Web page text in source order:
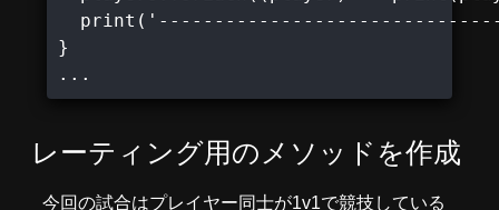
}
...
レーティング用のメソッドを作成
今回の試合はプレイヤー同士が1v1で競技している